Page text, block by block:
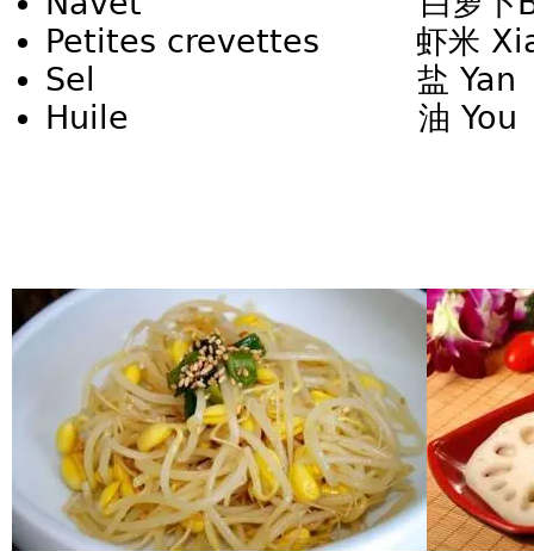
Petites crevettes 虾米
Sel 盐 Yan
Huile 油 You